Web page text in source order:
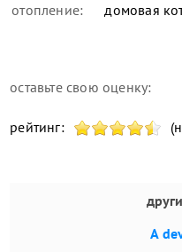
отопление: домовая
оставьте свою оценку:
рейтинг:
A